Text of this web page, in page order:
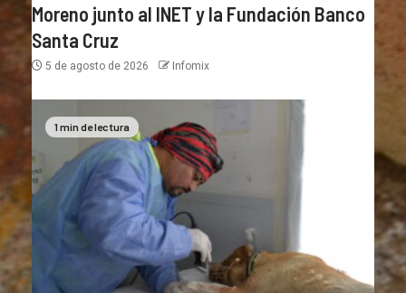
Moreno junto al INET y la Fundación Banco
Santa Cruz
5 de agosto de 2026 Infomix
1 min de lectura